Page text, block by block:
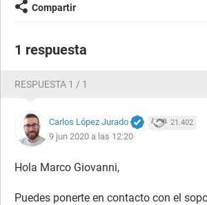
Compartir
1 respuesta
RESPUESTA 1 / 1
Carlos López Jurado 21.402
9 jun 2020 a las 12:20
Hola Marco Giovanni,
Puedes ponerte en contacto con el